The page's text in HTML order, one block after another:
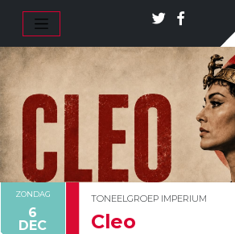
ZONDAG
6
DEC
TONEELGROEP IMPERIUM
Cleo